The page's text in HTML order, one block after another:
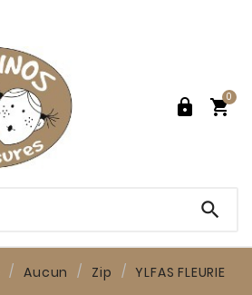
 
0

Aucun Zip YLFAS FLEURIE